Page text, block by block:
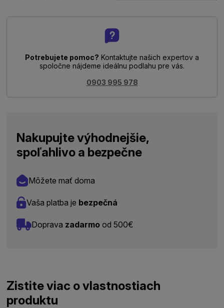
Potrebujete pomoc? Kontaktujte našich expertov a
spoločne nájdeme ideálnu podlahu pre vás.
0903 995 978
Nakupujte výhodnejšie,
spoľahlivo a bezpečne
Môžete mať doma
Vaša platba je bezpečná
Doprava zadarmo od 500€
Zistite viac o vlastnostiach
produktu